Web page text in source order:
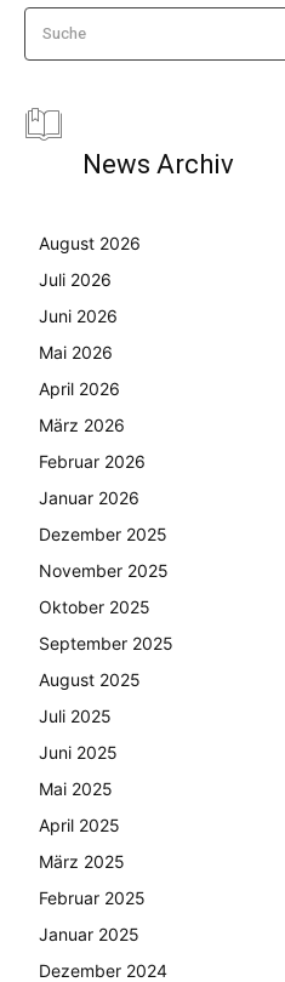
Suche
News Archiv
August 2026
Juli 2026
Juni 2026
Mai 2026
April 2026
März 2026
Februar 2026
Januar 2026
Dezember 2025
November 2025
Oktober 2025
September 2025
August 2025
Juli 2025
Juni 2025
Mai 2025
April 2025
März 2025
Februar 2025
Januar 2025
Dezember 2024